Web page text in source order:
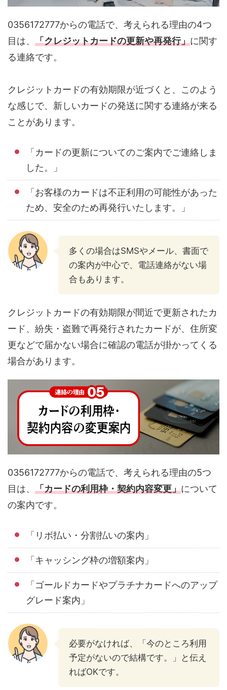
0356172777からの電話で、考えられる理由の4つ
目は、 「クレジットカードの更新や再発行」に関す
る連絡です。
クレジットカードの有効期限が近づくと、このよう
な感じで、新しいカードの発送に関する連絡が来る
ことがあります。
「カードの更新についてのご案内でご連絡しま
した。」
「お客様のカードは不正利用の可能性があった
ため、安全のため再発行いたします。」
多くの場合はSMSやメール、書面で
の案内が中心で、電話連絡がない場
合もあります。
クレジットカードの有効期限が間近で更新されたカ
ード、紛失・盗難で再発行されたカードが、住所変
更などで届かない場合に確認の電話が掛かってくる
場合があります。
0356172777からの電話で、考えられる理由の5つ
目は、 「カードの利用枠・契約内容変更」について
の案内です。
「リボ払い・分割払いの案内」
「キャッシング枠の増額案内」
「ゴールドカードやプラチナカードへのアップ
グレード案内」
必要がなければ、「今のところ利用
予定がないので結構です。」と伝え
ればOKです。